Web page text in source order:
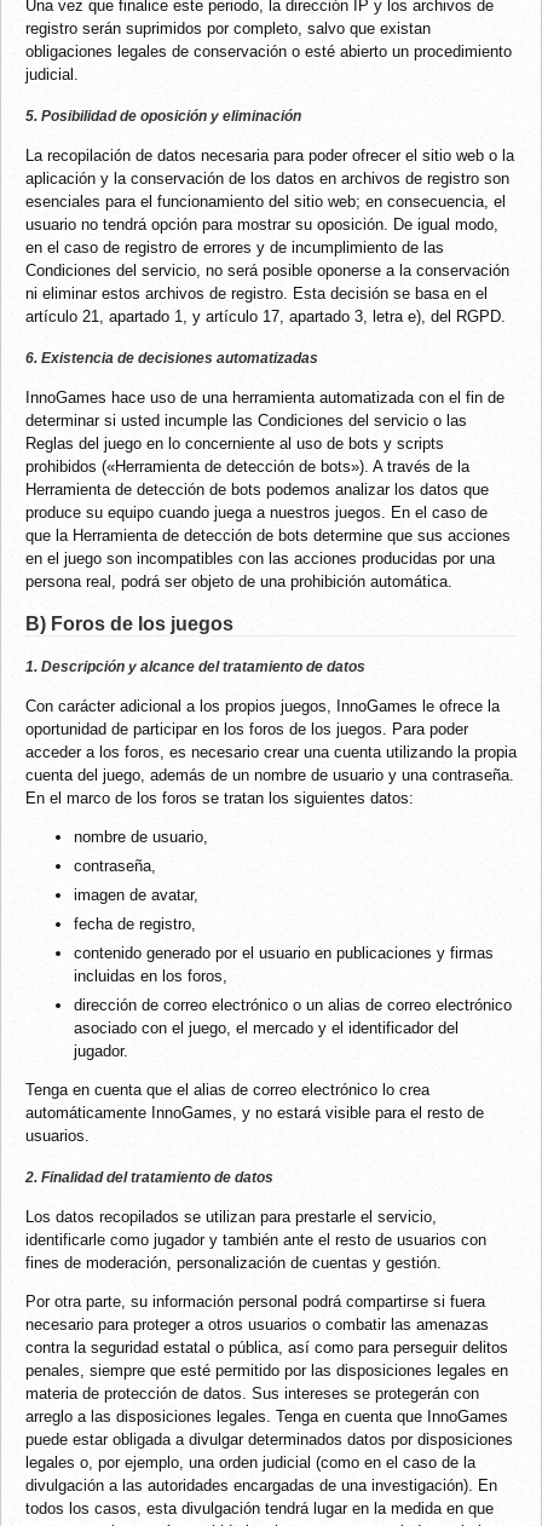
Una vez que finalice este periodo, la dirección IP y los archivos de
registro serán suprimidos por completo, salvo que existan
obligaciones legales de conservación o esté abierto un procedimiento
judicial.
5. Posibilidad de oposición y eliminación
La recopilación de datos necesaria para poder ofrecer el sitio web o la
aplicación y la conservación de los datos en archivos de registro son
esenciales para el funcionamiento del sitio web; en consecuencia, el
usuario no tendrá opción para mostrar su oposición. De igual modo,
en el caso de registro de errores y de incumplimiento de las
Condiciones del servicio, no será posible oponerse a la conservación
ni eliminar estos archivos de registro. Esta decisión se basa en el
artículo 21, apartado 1, y artículo 17, apartado 3, letra e), del RGPD.
6. Existencia de decisiones automatizadas
InnoGames hace uso de una herramienta automatizada con el fin de
determinar si usted incumple las Condiciones del servicio o las
Reglas del juego en lo concerniente al uso de bots y scripts
prohibidos («Herramienta de detección de bots»). A través de la
Herramienta de detección de bots podemos analizar los datos que
produce su equipo cuando juega a nuestros juegos. En el caso de
que la Herramienta de detección de bots determine que sus acciones
en el juego son incompatibles con las acciones producidas por una
persona real, podrá ser objeto de una prohibición automática.
B) Foros de los juegos
1. Descripción y alcance del tratamiento de datos
Con carácter adicional a los propios juegos, InnoGames le ofrece la
oportunidad de participar en los foros de los juegos. Para poder
acceder a los foros, es necesario crear una cuenta utilizando la propia
cuenta del juego, además de un nombre de usuario y una contraseña.
En el marco de los foros se tratan los siguientes datos:
nombre de usuario,
contraseña,
imagen de avatar,
fecha de registro,
contenido generado por el usuario en publicaciones y firmas
incluidas en los foros,
dirección de correo electrónico o un alias de correo electrónico
asociado con el juego, el mercado y el identificador del
jugador.
Tenga en cuenta que el alias de correo electrónico lo crea
automáticamente InnoGames, y no estará visible para el resto de
usuarios.
2. Finalidad del tratamiento de datos
Los datos recopilados se utilizan para prestarle el servicio,
identificarle como jugador y también ante el resto de usuarios con
fines de moderación, personalización de cuentas y gestión.
Por otra parte, su información personal podrá compartirse si fuera
necesario para proteger a otros usuarios o combatir las amenazas
contra la seguridad estatal o pública, así como para perseguir delitos
penales, siempre que esté permitido por las disposiciones legales en
materia de protección de datos. Sus intereses se protegerán con
arreglo a las disposiciones legales. Tenga en cuenta que InnoGames
puede estar obligada a divulgar determinados datos por disposiciones
legales o, por ejemplo, una orden judicial (como en el caso de la
divulgación a las autoridades encargadas de una investigación). En
todos los casos, esta divulgación tendrá lugar en la medida en que